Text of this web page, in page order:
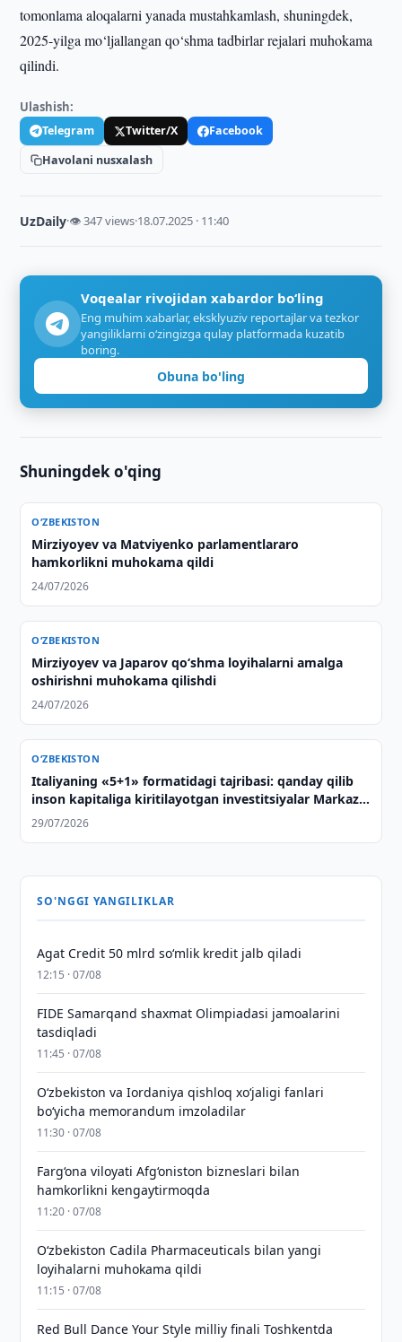
tomonlama aloqalarni yanada mustahkamlash, shuningdek,
2025-yilga mo‘ljallangan qo‘shma tadbirlar rejalari muhokama
qilindi.
Ulashish:
Telegram Twitter/X
Facebook
Havolani nusxalash
UzDaily·👁 347 views·18.07.2025 · 11:40
Voqealar rivojidan xabardor bo‘ling
Eng muhim xabarlar, eksklyuziv reportajlar va tezkor
yangiliklarni o‘zingizga qulay platformada kuzatib
boring.
Obuna bo'ling
Shuningdek o'qing
O‘ZBEKISTON
Mirziyoyev va Matviyenko parlamentlararo
hamkorlikni muhokama qildi
24/07/2026
O‘ZBEKISTON
Mirziyoyev va Japarov qoʻshma loyihalarni amalga
oshirishni muhokama qilishdi
24/07/2026
O‘ZBEKISTON
Italiyaning «5+1» formatidagi tajribasi: qanday qilib
inson kapitaliga kiritilayotgan investitsiyalar Markaziy
Osiyo bilan strategik sheriklikning asosiga
29/07/2026
SO'NGGI YANGILIKLAR
Agat Credit 50 mlrd so‘mlik kredit jalb qiladi
12:15 · 07/08
FIDE Samarqand shaxmat Olimpiadasi jamoalarini
tasdiqladi
11:45 · 07/08
Oʻzbekiston va Iordaniya qishloq xoʻjaligi fanlari
boʻyicha memorandum imzoladilar
11:30 · 07/08
Farg‘ona viloyati Afg‘oniston bizneslari bilan
hamkorlikni kengaytirmoqda
11:20 · 07/08
Oʻzbekiston Cadila Pharmaceuticals bilan yangi
loyihalarni muhokama qildi
11:15 · 07/08
Red Bull Dance Your Style milliy finali Toshkentda